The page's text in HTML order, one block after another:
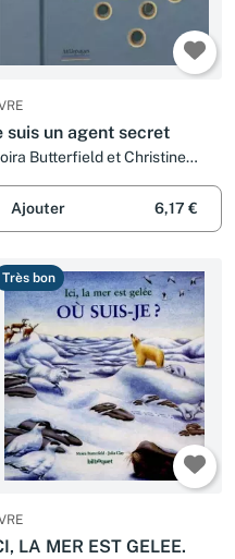
suis un agent secret
Butterfield et Christine
Ajouter
6,17 €
Très bon
LA MER EST GELEE.